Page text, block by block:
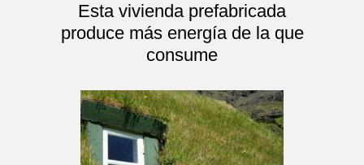
Esta vivienda prefabricada
produce más energía de la que
consume